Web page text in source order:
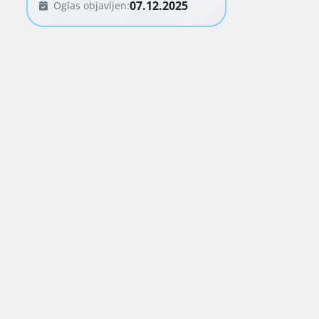
Oglas objavljen:07.12.2025